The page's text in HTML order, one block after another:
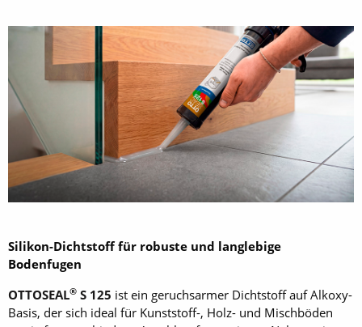
Silikon-Dichtstoff für robuste und langlebige
Bodenfugen
OTTOSEAL® S 125 ist ein geruchsarmer Dichtstoff auf Alkoxy-
Basis, der sich ideal für Kunststoff-, Holz- und Mischböden